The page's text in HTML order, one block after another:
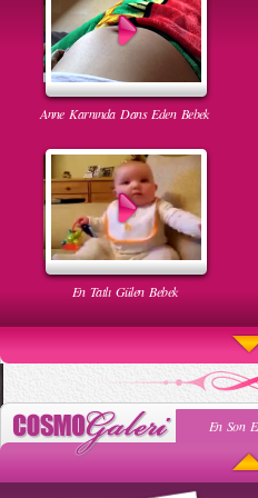
Anne Karnında Dans Eden Bebek
En Tatlı Gülen Bebek
Uyuyan Bebeğe Gangnam Dinletilirse Ne Olur
En Son